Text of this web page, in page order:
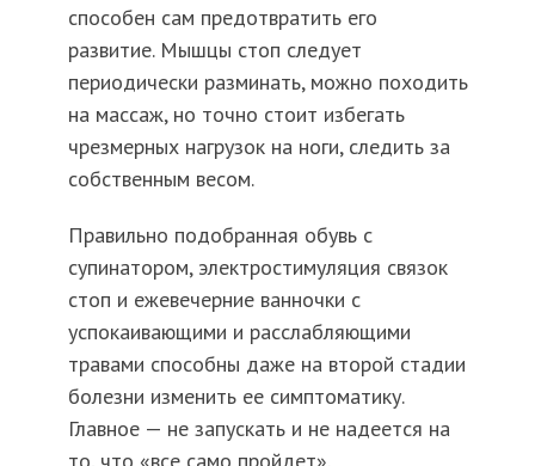
способен сам предотвратить его
развитие. Мышцы стоп следует
периодически разминать, можно походить
на массаж, но точно стоит избегать
чрезмерных нагрузок на ноги, следить за
собственным весом.
Правильно подобранная обувь с
супинатором, электростимуляция связок
стоп и ежевечерние ванночки с
успокаивающими и расслабляющими
травами способны даже на второй стадии
болезни изменить ее симптоматику.
Главное — не запускать и не надеется на
то, что «все само пройдет».